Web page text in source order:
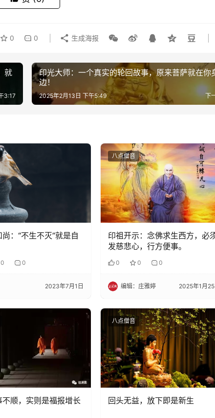
0 0 生成海报
就
3:17
印光大师：一个真实的轮回故事，原来菩萨就在你
边！
下
2025年2月13日 下午5:49
：“不生不灭”就是自
0 0
2023年7月1日
八点僧音
印祖开示：念佛求生西方，必
发慈悲心，行方便事。
0 0 0
编辑：庄雅婷 2025年1月
不顺，实则是福报增长
八点僧音
回头无益，放下即是新生